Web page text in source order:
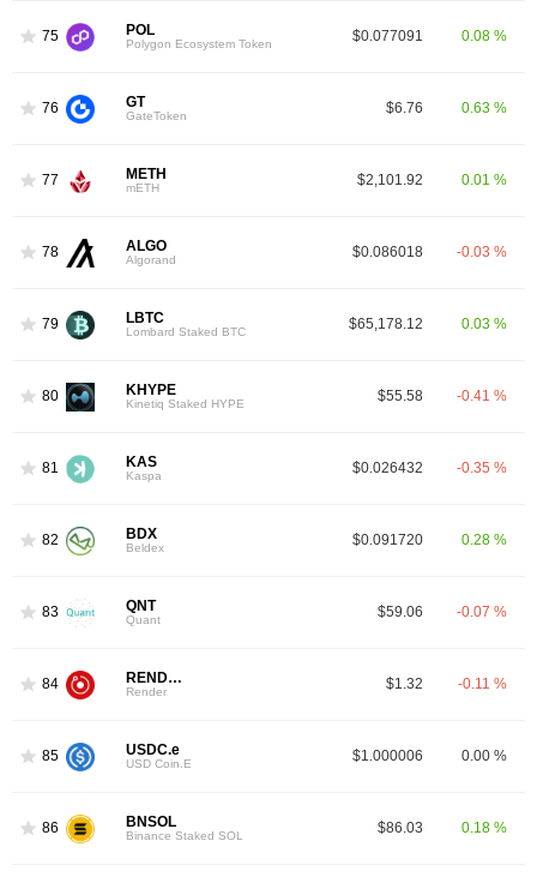
75 POL
Polygon Ecosystem Token $0.077091 0.08 %
76 GT
GateToken $6.76 0.63 %
77 METH
mETH $2,101.92 0.01 %
78 ALGO
Algorand $0.086018 -0.03 %
79 LBTC
Lombard Staked BTC $65,178.12 0.03 %
80 KHYPE
Kinetiq Staked HYPE $55.58 -0.41 %
81 KAS
Kaspa $0.026432 -0.35 %
82 BDX
Beldex $0.091720 0.28 %
83 QNT
Quant $59.06 -0.07 %
84 RENDER
Render $1.32 -0.11 %
85 USDC.e
USD Coin.E $1.000006 0.00 %
86 BNSOL
Binance Staked SOL $86.03 0.18 %